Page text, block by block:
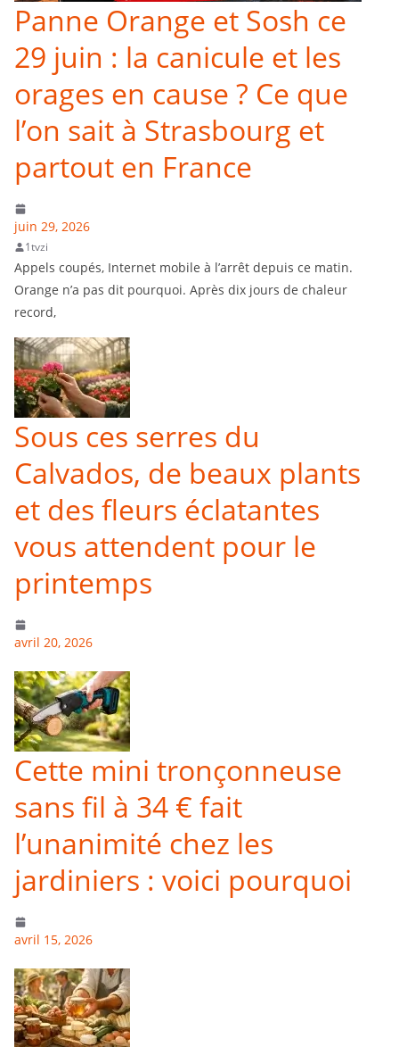
Panne Orange et Sosh ce
29 juin : la canicule et les
orages en cause ? Ce que
l’on sait à Strasbourg et
partout en France
juin 29, 2026
1tvzi
Appels coupés, Internet mobile à l’arrêt depuis ce matin.
Orange n’a pas dit pourquoi. Après dix jours de chaleur
record,
Sous ces serres du
Calvados, de beaux plants
et des fleurs éclatantes
vous attendent pour le
printemps
avril 20, 2026
Cette mini tronçonneuse
sans fil à 34 € fait
l’unanimité chez les
jardiniers : voici pourquoi
avril 15, 2026